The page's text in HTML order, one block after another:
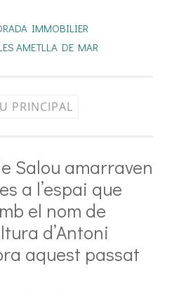
PRINCIPAL
Salou amarraven
a l’espai que
el nom de
d’Antoni
aquest passat